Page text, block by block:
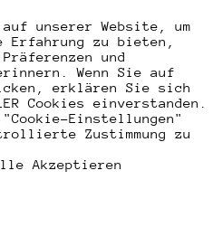
auf unserer Website, um
Erfahrung zu bieten,
und
Wenn Sie auf
erklären Sie sich
Cookies einverstanden.
Einstellungen"
Zustimmung zu
Akzeptieren